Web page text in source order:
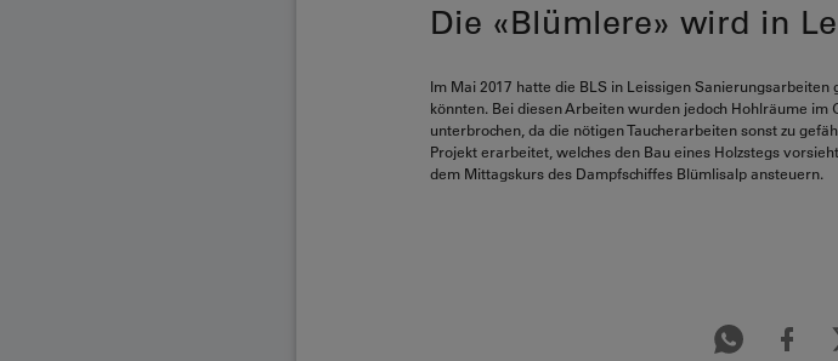
Die «Blümlere» wird in
Im Mai 2017 hatte die BLS in Leissigen
könnten. Bei diesen Arbeiten wurden jedoch Hohlräume
unterbrochen, da die nötigen Taucherarbeiten sonst zu
Projekt erarbeitet, welches den Bau eines Holzstegs
dem Mittagskurs des Dampfschiffes Blümlisalp ansteuern.